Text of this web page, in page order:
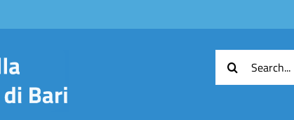
Cerca
per: